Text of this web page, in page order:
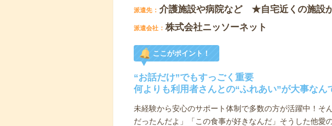
派遣先 介護施設や病院など ★自宅近くの施設
派遣会社 株式会社ニッソーネット
ここがポイント！
“お話だけ”でもすっごく重要
何よりも利用者さんとの“ふれあい”が大事なん
未経験から安心のサポート体制で多数の方が活躍中！そ
だったんだよ」「この食事が好きなんだ」そうした他